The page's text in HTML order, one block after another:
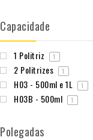
Capacidade
1 Politriz 1
2 Politrizes 1
H03 - 500ml e 1L 1
H03B - 500ml 1
Polegadas